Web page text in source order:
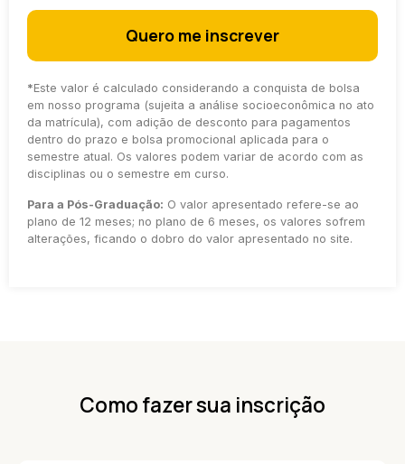
Quero me inscrever
*Este valor é calculado considerando a conquista de bolsa
em nosso programa (sujeita a análise socioeconômica no ato
da matrícula), com adição de desconto para pagamentos
dentro do prazo e bolsa promocional aplicada para o
semestre atual. Os valores podem variar de acordo com as
disciplinas ou o semestre em curso.
Para a Pós-Graduação: O valor apresentado refere-se ao
plano de 12 meses; no plano de 6 meses, os valores sofrem
alterações, ficando o dobro do valor apresentado no site.
Como fazer sua inscrição